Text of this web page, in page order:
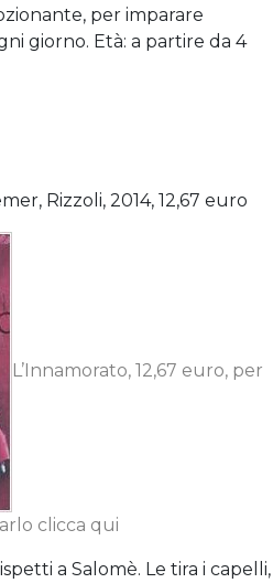
per imparare
giorno. Età: a partire da 4
Rizzoli, 2014, 12,67 euro
L’Innamorato, 12,67 euro, per
clicca qui
a Salomè. Le tira i capelli,